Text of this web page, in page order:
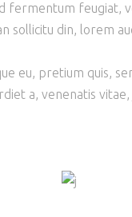
feugiat,
sollicitu din, lorem
eu, pretium quis,
a, venenatis